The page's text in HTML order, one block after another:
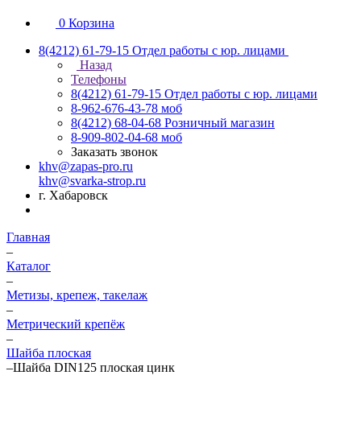
0 Корзина
8(4212) 61-79-15 Отдел работы с юр. лицами
Назад
Телефоны
8(4212) 61-79-15 Отдел работы с юр. лицами
8-962-676-43-78 моб
8(4212) 68-04-68 Розничный магазин
8-909-802-04-68 моб
Заказать звонок
khv@zapas-pro.ru
khv@svarka-strop.ru
г. Хабаровск
Главная
–
Каталог
–
Метизы, крепеж, такелаж
–
Метрический крепёж
–
Шайба плоская
–Шайба DIN125 плоская цинк